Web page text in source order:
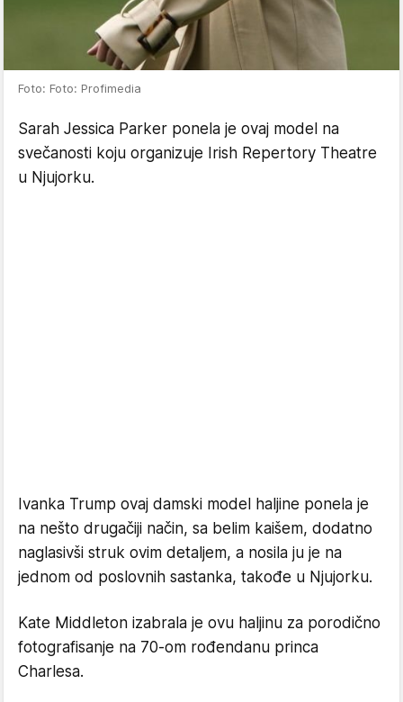
Foto: Foto: Profimedia
Sarah Jessica Parker ponela je ovaj model na
svečanosti koju organizuje Irish Repertory Theatre
u Njujorku.
Ivanka Trump ovaj damski model haljine ponela je
na nešto drugačiji način, sa belim kaišem, dodatno
naglasivši struk ovim detaljem, a nosila ju je na
jednom od poslovnih sastanka, takođe u Njujorku.
Kate Middleton izabrala je ovu haljinu za porodično
fotografisanje na 70-om rođendanu princa
Charlesa.